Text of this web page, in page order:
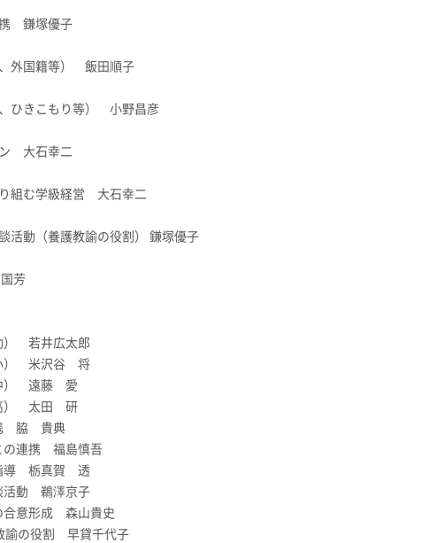
鎌塚優子
外国籍等） 飯田順子
ひきこもり等） 小野昌彦
大石幸二
組む学級経営 大石幸二
動（養護教諭の役割） 鎌塚優子
芳
） 若井広太郎
） 米沢谷 将
） 遠藤 愛
） 太田 研
脇 貴典
の連携 福島慎吾
導 栃真賀 透
活動 鵜澤京子
意形成 森山貴史
諭の役割 早貸千代子